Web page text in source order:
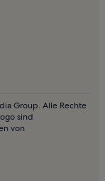
Group. Alle Rechte
sind
von